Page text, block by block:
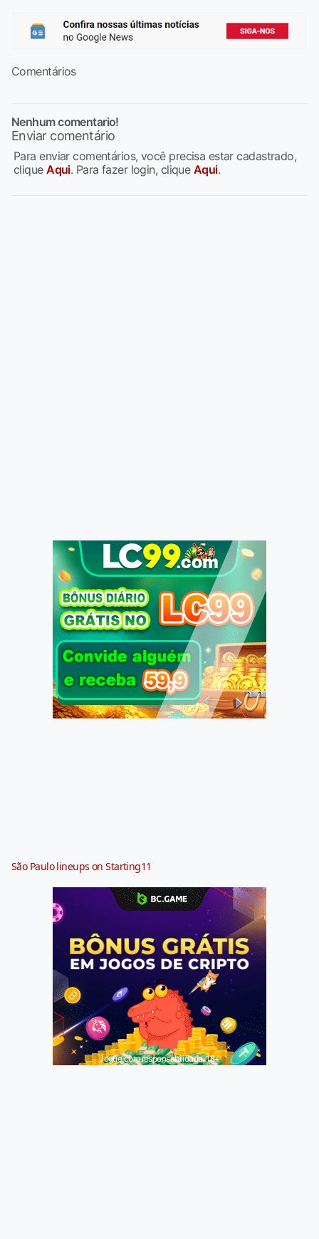
Comentários
Nenhum comentario!
Enviar comentário
Para enviar comentários, você precisa estar cadastrado,
cliqueAqui. Para fazer login, clique Aqui.
São Paulo lineups on Starting11
Jogue com responsabilidade. 18+